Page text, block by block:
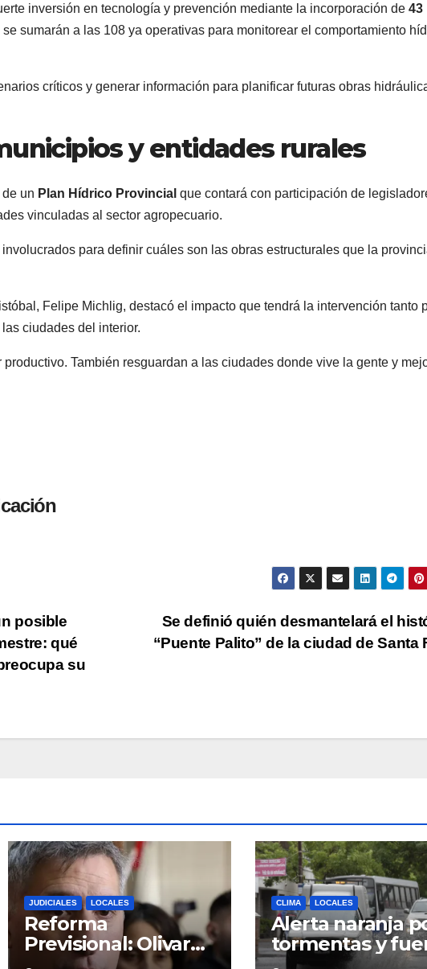
inversión en tecnología y prevención mediante la incorporación de 43
se sumarán a las 108 ya operativas para monitorear el comportamiento
críticos y generar información para planificar futuras obras
y entidades rurales
un Plan Hídrico Provincial que contará con participación de
vinculadas al sector agropecuario.
para definir cuáles son las obras estructurales que la
Felipe Michlig, destacó el impacto que tendrá la intervención tanto
ciudades del interior.
También resguardan a las ciudades donde vive la gente y
Se definió quién desmantelará el
“Puente Palito” de la ciudad de Santa
posible
qué
su
JUDICIALES LOCALES
Reforma
Previsional: Olivares
indicó que el fallo
CLIMA LOCALES
Alerta naranja
tormentas y
vientos en